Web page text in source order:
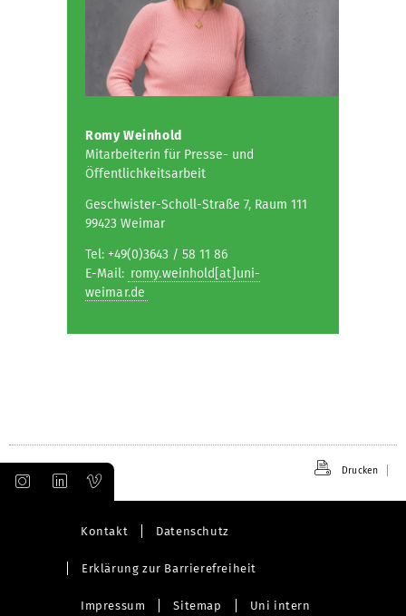
Romy Weinhold
Mitarbeiterin für Presse- und
Öffentlichkeitsarbeit
Geschwister-Scholl-Straße 7, Raum 111
99423 Weimar
Tel: +49(0)3643 / 58 11 86
E-Mail: romy.weinhold[at]uni-
weimar.de
Drucken
Kontakt Datenschutz
Erklärung zur Barrierefreiheit
Impressum Sitemap Uni intern